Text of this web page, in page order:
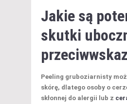
Jakie są
skutki
Peeling gruboziarnisty
skórę, dlatego osoby o
skłonnej do alergii lub z